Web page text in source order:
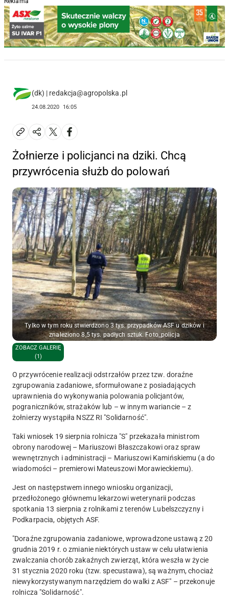
(dk) | redakcja@agropolska.pl
24.08.2020 16:05
Żołnierze i policjanci na dziki. Chcą
przywrócenia służb do polowań
Tylko w tym roku stwierdzono 3 tys. przypadków ASF u dzików i
znaleziono 8,5 tys. padłych sztuk. Foto_policja
ZOBACZ GALERIĘ
(1)
O przywrócenie realizacji odstrzałów przez tzw. doraźne
zgrupowania zadaniowe, sformułowane z posiadających
uprawnienia do wykonywania polowania policjantów,
pograniczników, strażaków lub – w innym wariancie – z
żołnierzy wystąpiła NSZZ RI "Solidarność".
Taki wniosek 19 sierpnia rolnicza "S" przekazała ministrom
obrony narodowej – Mariuszowi Błaszczakowi oraz spraw
wewnętrznych i administracji – Mariuszowi Kamińskiemu (a do
wiadomości – premierowi Mateuszowi Morawieckiemu).
Jest on następstwem innego wniosku organizacji,
przedłożonego głównemu lekarzowi weterynarii podczas
spotkania 13 sierpnia z rolnikami z terenów Lubelszczyzny i
Podkarpacia, objętych ASF.
"Doraźne zgrupowania zadaniowe, wprowadzone ustawą z 20
grudnia 2019 r. o zmianie niektórych ustaw w celu ułatwienia
zwalczania chorób zakaźnych zwierząt, która weszła w życie
31 stycznia 2020 roku (tzw. specustawa), są ważnym, chociaż
niewykorzystywanym narzędziem do walki z ASF" – przekonuje
rolnicza "Solidarność".